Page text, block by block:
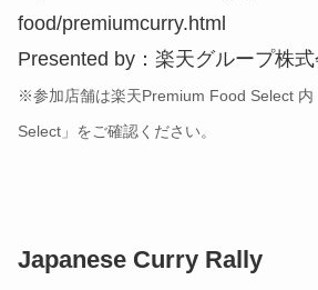
food/premiumcurry.html
Presented by：楽天グループ株
※参加店舗は楽天Premium Food Select
Select」をご確認ください。
Japanese Curry Rally